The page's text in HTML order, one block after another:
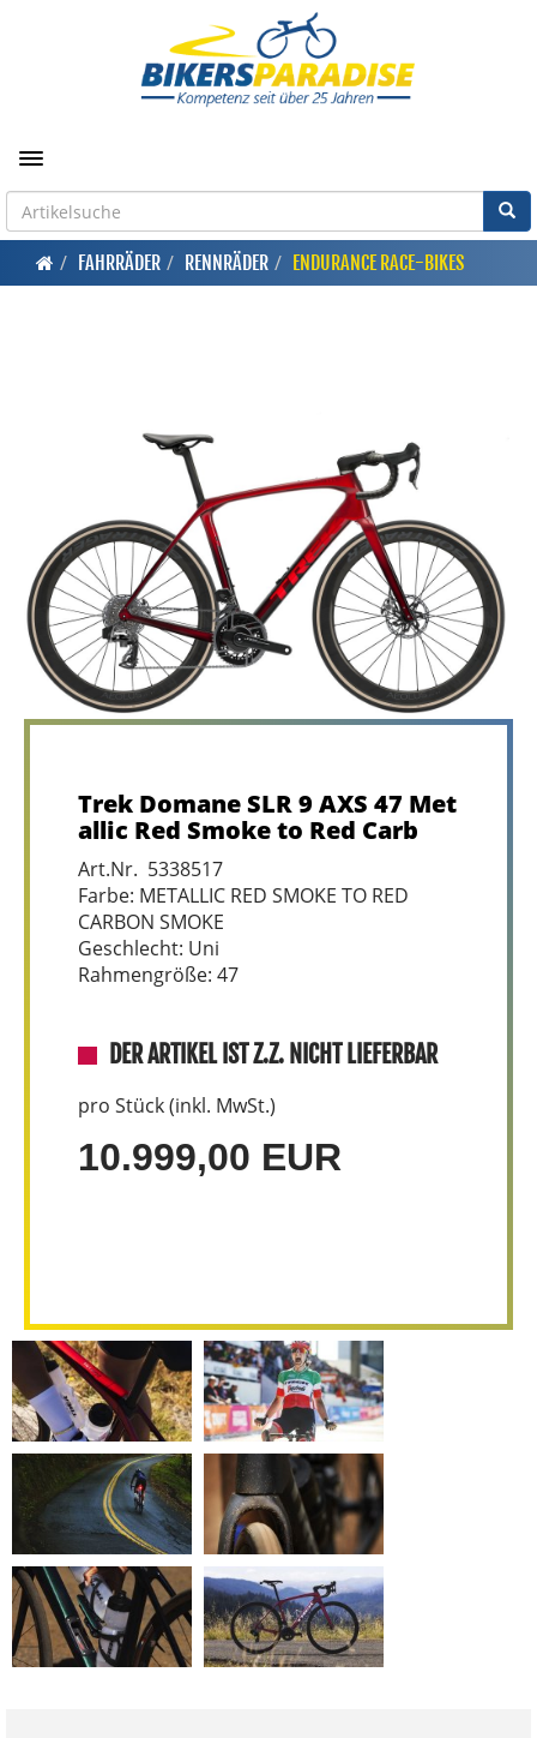
Toggle navigation
FAHRRÄDER RENNRÄDER ENDURANCE RACE-BIKES
Trek Domane SLR 9 AXS 47 Met
allic Red Smoke to Red Carb
Art.Nr. 5338517
Farbe: METALLIC RED SMOKE TO RED
CARBON SMOKE
Geschlecht: Uni
Rahmengröße: 47
DER ARTIKEL IST Z.Z. NICHT LIEFERBAR
pro Stück (inkl. MwSt.)
10.999,00 EUR